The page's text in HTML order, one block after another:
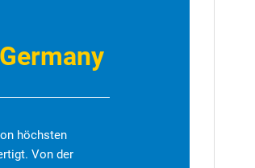
Germany
höchsten
Von der